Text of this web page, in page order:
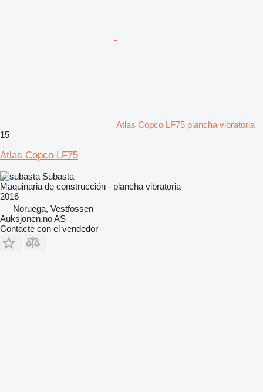
Atlas Copco LF75 plancha vibratoria
15
Atlas Copco LF75
Subasta
Maquinaria de construcción - plancha vibratoria
2016
Noruega, Vestfossen
Auksjonen.no AS
Contacte con el vendedor